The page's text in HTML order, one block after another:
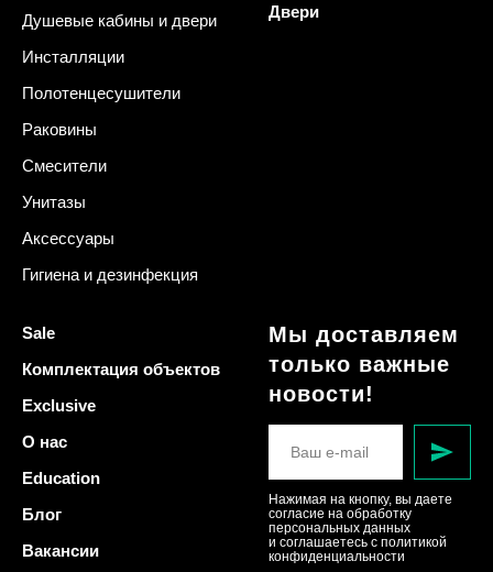
Душевые кабины и двери
Инсталляции
Полотенцесушители
Раковины
Смесители
Унитазы
Аксессуары
Гигиена и дезинфекция
Двери
Sale
Комплектация объектов
Exclusive
О нас
Education
Блог
Вакансии
Мы доставляем
только важные
новости!
Нажимая на кнопку, вы даете
согласие на обработку
персональных данных
и соглашаетесь c политикой
конфиденциальности